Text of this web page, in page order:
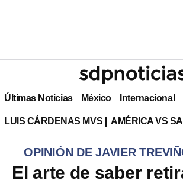
Últimas Noticias México Internacional
LUIS CÁRDENAS MVS AMÉRICA VS
OPINIÓN DE JAVIER
El arte de saber